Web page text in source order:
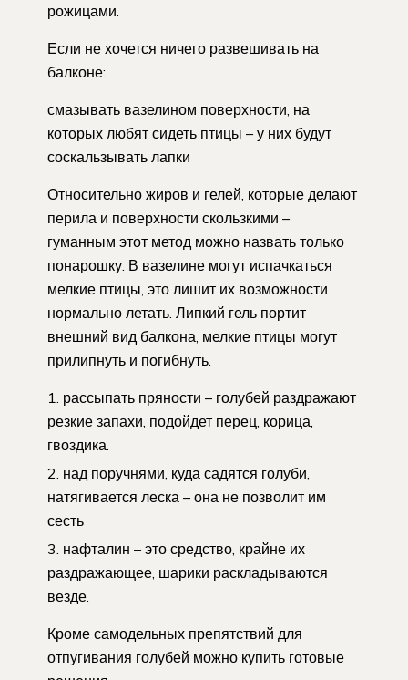
рожицами.
Если не хочется ничего развешивать на
балконе:
смазывать вазелином поверхности, на
которых любят сидеть птицы – у них будут
соскальзывать лапки
Относительно жиров и гелей, которые делают
перила и поверхности скользкими –
гуманным этот метод можно назвать только
понарошку. В вазелине могут испачкаться
мелкие птицы, это лишит их возможности
нормально летать. Липкий гель портит
внешний вид балкона, мелкие птицы могут
прилипнуть и погибнуть.
рассыпать пряности – голубей раздражают
резкие запахи, подойдет перец, корица,
гвоздика.
над поручнями, куда садятся голуби,
натягивается леска – она не позволит им
сесть
нафталин – это средство, крайне их
раздражающее, шарики раскладываются
везде.
Кроме самодельных препятствий для
отпугивания голубей можно купить готовые